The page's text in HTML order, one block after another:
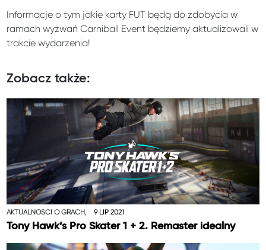
Informacje o tym jakie karty FUT będą do zdobycia w
ramach wyzwań Carniball Event będziemy aktualizowali w
trakcie wydarzenia!
Zobacz także:
AKTUALNOŚCI O GRACH, 9 LIP 2021
Tony Hawk’s Pro Skater 1 + 2. Remaster idealny